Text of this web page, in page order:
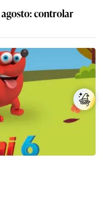
controlar